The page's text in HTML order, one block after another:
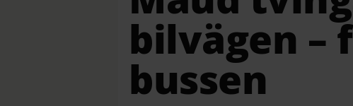
bilvägen –
bussen